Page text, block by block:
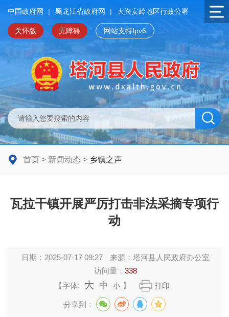
中国政府网 | 黑龙江省政府网 | 大兴安岭地区行政公署
关怀版 无障碍 网站支持Ipv6
首页 > 新闻动态 > 乡镇之声
瓦拉干镇开展严厉打击非法采摘专项行
动
日期： 2025-07-17 09:27 来源： 塔河县人民政府办公室
访问量： 338
【字体:
大 中 小 】 打印
分享到：